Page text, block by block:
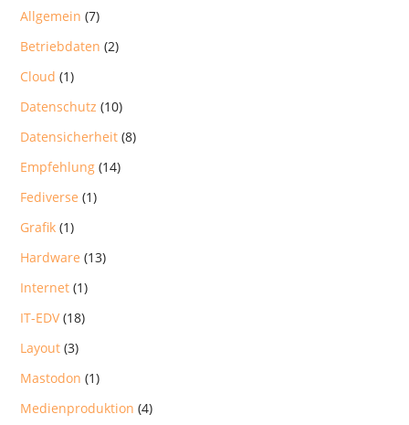
Allgemein (7)
Betriebdaten (2)
Cloud (1)
Datenschutz (10)
Datensicherheit (8)
Empfehlung (14)
Fediverse (1)
Grafik (1)
Hardware (13)
Internet (1)
IT-EDV(18)
Layout (3)
Mastodon (1)
Medienproduktion (4)